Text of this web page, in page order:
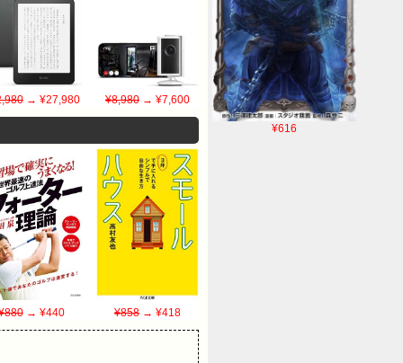
¥616
→ ¥27,980 ¥8,980→ ¥7,600
→ ¥440 ¥858→ ¥418